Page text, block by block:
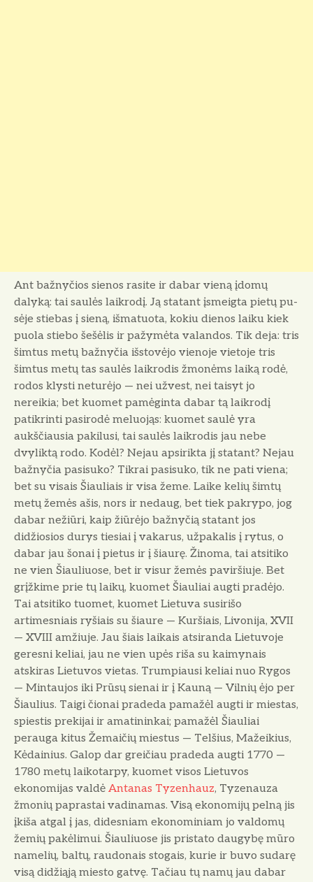
Ant bažnyčios sienos rasite ir dabar vieną įdomų
dalyką: tai saulės laikrodį. Ją statant įsmeigta pietų pu­
sėje stiebas į sieną, išmatuota, kokiu dienos laiku kiek
puola stiebo šešėlis ir pažymėta valandos. Tik deja: tris
šim­tus metų bažnyčia išstovėjo vienoje vietoje tris
šimtus metų tas saulės laikrodis žmonėms laiką rodė,
rodos klysti neturėjo — nei užvest, nei taisyt jo
nereikia; bet kuomet pamėginta dabar tą laikrodį
patikrinti pasirodė meluojąs: kuomet saulė yra
aukščiausia pakilusi, tai saulės laikrodis jau nebe
dvyliktą rodo. Kodėl? Nejau apsirikta jį statant? Nejau
bažnyčia pasisuko? Tikrai pasisuko, tik ne pati viena;
bet su visais Šiauliais ir visa žeme. Laike kelių šimtų
metų žemės ašis, nors ir nedaug, bet tiek pakrypo, jog
dabar nežiūri, kaip žiūrėjo bažnyčią statant jos
didžiosios durys tiesiai į vakarus, užpakalis į rytus, o
dabar jau šonai į pietus ir į šiaurę. Žinoma, tai atsitiko
ne vien Šiauliuose, bet ir visur žemės paviršiuje. Bet
grįžkime prie tų laikų, kuomet Šiauliai augti pradėjo.
Tai atsitiko tuomet, kuomet Lietuva susirišo
artimesniais ryšiais su šiaure — Kuršiais, Livonija, XVII
— XVIII amžiuje. Jau šiais laikais atsiranda Lietuvoje
geresni keliai, jau ne vien upės riša su kaimynais
atskiras Lietuvos vietas. Trumpiausi keliai nuo Rygos
— Mintaujos iki Prūsų sienai ir į Kauną — Vilnių ėjo per
Šiaulius. Taigi čionai pradeda pamažėl augti ir miestas,
spiestis prekijai ir amatininkai; pamažėl Šiauliai
perauga kitus Žemaičių miestus — Telšius, Mažeikius,
Kėdainius. Galop dar greičiau pra­deda augti 1770 —
1780 metų laikotarpy, kuomet visos Lietuvos
ekonomijas valdė Antanas Tyzenhauz, Tyzenauza
žmonių paprastai vadinamas. Visą ekonomijų pelną jis
įkiša atgal į jas, didesniam ekonominiam jo valdomų
že­mių pakėlimui. Šiauliuose jis pristato daugybę mūro
na­melių, baltų, raudonais stogais, kurie ir buvo sudarę
visą didžiąją miesto gatvę. Tačiau tų namų jau dabar